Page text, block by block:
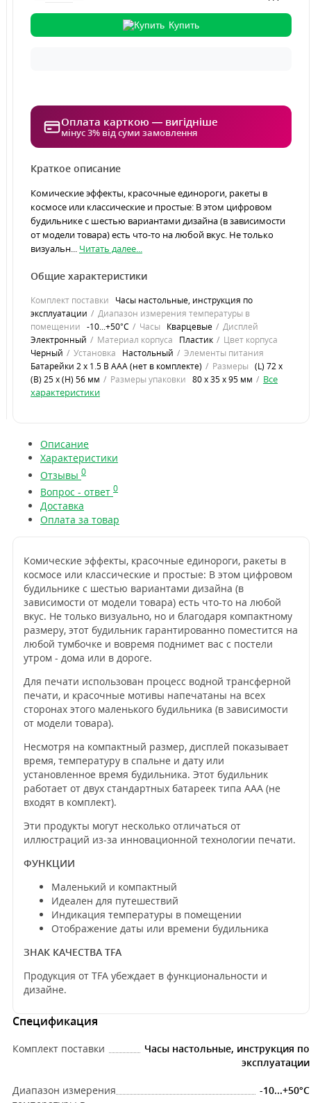
Купить
Оплата карткою — вигідніше
мінус 3% від суми замовлення
Краткое описание
Комические эффекты, красочные единороги, ракеты в
космосе или классические и простые: В этом цифровом
будильнике с шестью вариантами дизайна (в зависимости
от модели товара) есть что-то на любой вкус. Не только
визуальн... Читать далее...
Общие характеристики
Комплект поставки
Часы настольные, инструкция по
эксплуатации
Диапазон измерения температуры в
помещении -10...+50°C Часы Кварцевые
Дисплей
Электронный
Материал корпуса Пластик
Цвет корпуса
Черный
Установка Настольный
Элементы питания
Батарейки 2 х 1.5 В ААА (нет в комплекте)
Размеры (L) 72 x
(B) 25 x (H) 56 мм
Размеры упаковки 80 x 35 x 95 мм
Все
характеристики
Описание
Характеристики
Отзывы 0
Вопрос - ответ 0
Доставка
Оплата за товар
Комические эффекты, красочные единороги, ракеты в
космосе или классические и простые: В этом цифровом
будильнике с шестью вариантами дизайна (в
зависимости от модели товара) есть что-то на любой
вкус. Не только визуально, но и благодаря компактному
размеру, этот будильник гарантированно поместится на
любой тумбочке и вовремя поднимет вас с постели
утром - дома или в дороге.
Для печати использован процесс водной трансферной
печати, и красочные мотивы напечатаны на всех
сторонах этого маленького будильника (в зависимости
от модели товара).
Несмотря на компактный размер, дисплей показывает
время, температуру в спальне и дату или
установленное время будильника. Этот будильник
работает от двух стандартных батареек типа ААА (не
входят в комплект).
Эти продукты могут несколько отличаться от
иллюстраций из-за инновационной технологии печати.
ФУНКЦИИ
Маленький и компактный
Идеален для путешествий
Индикация температуры в помещении
Отображение даты или времени будильника
ЗНАК КАЧЕСТВА TFA
Продукция от TFA убеждает в функциональности и
дизайне.
Спецификация
Комплект поставки
Часы настольные, инструкция по
эксплуатации
Диапазон измерения
-10...+50°C